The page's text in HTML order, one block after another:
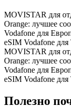
MOVISTAR для
Orange: лучшее
Vodafone для
eSIM Vodafone
MOVISTAR для
Orange: лучшее
Vodafone для
eSIM Vodafone
Полезно